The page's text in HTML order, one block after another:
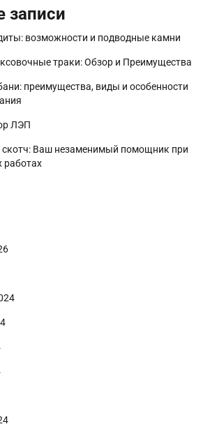
записи
возможности и подводные камни
траки: Обзор и Преимущества
преимущества, виды и особенности
ЛЭП
Ваш незаменимый помощник при
работах